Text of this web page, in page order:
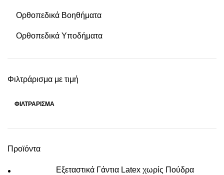
Ορθοπεδικά Βοηθήματα
Ορθοπεδικά Υποδήματα
Φιλτράρισμα με τιμή
ΦΙΛΤΡΆΡΙΣΜΑ
Προϊόντα
Εξεταστικά Γάντια Latex χωρίς Πούδρα